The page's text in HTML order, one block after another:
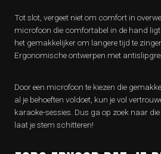
Tot slot, vergeet niet om comfort in
microfoon die comfortabel in de hand
het gemakkelijker om langere tijd te
Ergonomische ontwerpen met
Door een microfoon te kiezen die
al je behoeften voldoet, kun je vol
karaoke-sessies. Dus ga op zoek naar
laat je stem schitteren!